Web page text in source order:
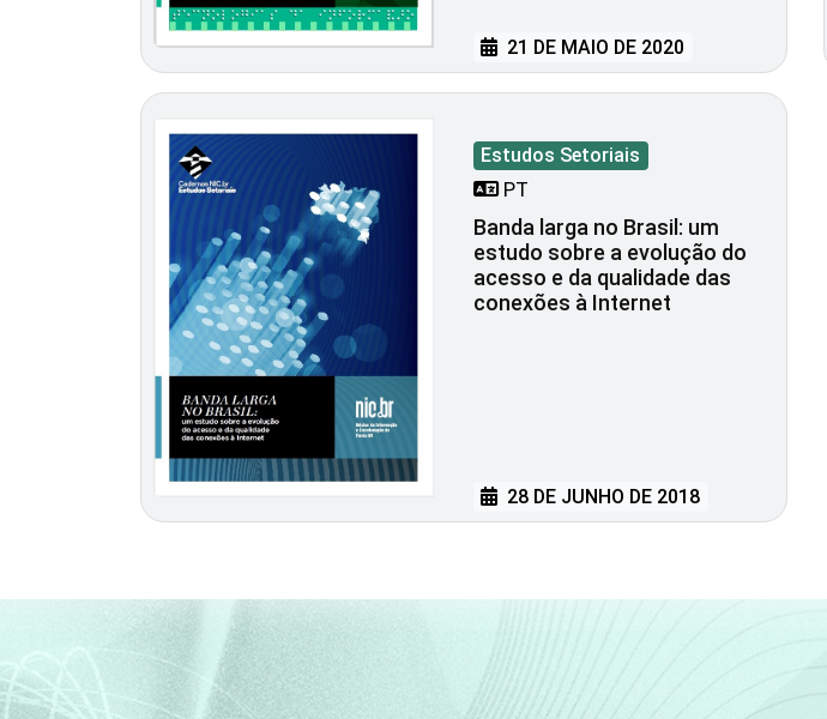
21 DE MAIO DE 2020
Estudos Setoriais
PT
Banda larga no Brasil: um
estudo sobre a evolução do
acesso e da qualidade das
conexões à Internet
28 DE JUNHO DE 2018